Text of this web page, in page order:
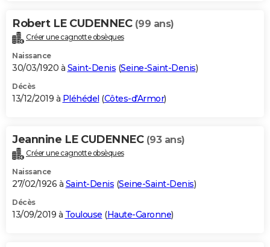
Robert LE CUDENNEC (99 ans)
Créer une cagnotte obsèques
Naissance
30/03/1920 à Saint-Denis (Seine-Saint-Denis)
Décès
13/12/2019 à Pléhédel (Côtes-d'Armor)
Jeannine LE CUDENNEC (93 ans)
Créer une cagnotte obsèques
Naissance
27/02/1926 à Saint-Denis (Seine-Saint-Denis)
Décès
13/09/2019 à Toulouse (Haute-Garonne)